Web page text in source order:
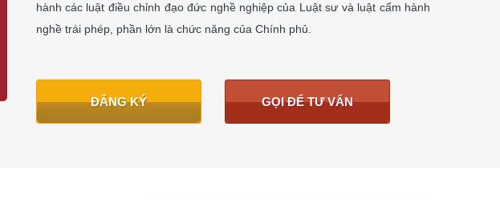
hành các luật điều chỉnh đạo đức nghề nghiệp của Luật sư và luật cấm hành
nghề trái phép, phần lớn là chức năng của Chính phủ.
ĐĂNG KÝ GỌI ĐỂ TƯ VẤN